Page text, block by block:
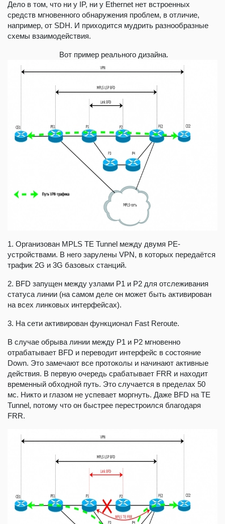
Дело в том, что ни у IP, ни у Ethernet нет встроенных
средств мгновенного обнаружения проблем, в отличие,
например, от SDH. И приходится мудрить разнообразные
схемы взаимодействия.
Вот пример реального дизайна.
1. Организован MPLS TE Tunnel между двумя PE-
устройствами. В него зарулены VPN, в которых передаётся
трафик 2G и 3G базовых станций.
2. BFD запущен между узлами P1 и P2 для отслеживания
статуса линии (на самом деле он может быть активирован
на всех линковых интерфейсах).
3. На сети активирован функционал Fast Reroute.
В случае обрыва линии между P1 и P2 мгновенно
отрабатывает BFD и переводит интерфейс в состояние
Down. Это замечают все протоколы и начинают активные
действия. В первую очередь срабатывает FRR и находит
временный обходной путь. Это случается в пределах 50
мс. Никто и глазом не успевает моргнуть. Даже BFD на TE
Tunnel, потому что он быстрее перестроился благодаря
FRR.